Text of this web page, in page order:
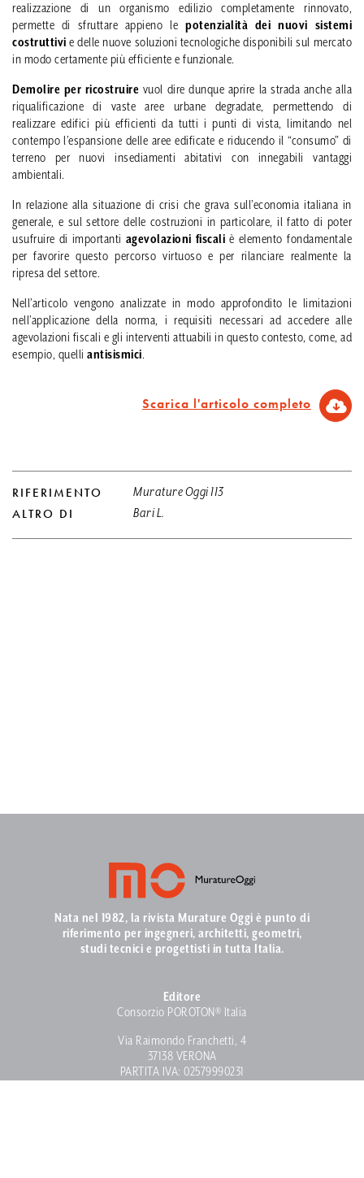
realizzazione di un organismo edilizio completamente rinnovato,
permette di sfruttare appieno lepotenzialità dei nuovi sistemi
costruttivi e delle nuove soluzioni tecnologiche disponibili sul mercato
in modo certamente più efficiente e funzionale.
Demolire per ricostruire vuol dire dunque aprire la strada anche alla
riqualificazione di vaste aree urbane degradate, permettendo di
realizzare edifici più efficienti da tutti i punti di vista, limitando nel
contempo l’espansione delle aree edificate e riducendo il “consumo” di
terreno per nuovi insediamenti abitativi con innegabili vantaggi
ambientali.
In relazione alla situazione di crisi che grava sull’economia italiana in
generale, e sul settore delle costruzioni in particolare, il fatto di poter
usufruire di importanti agevolazioni fiscali è elemento fondamentale
per favorire questo percorso virtuoso e per rilanciare realmente la
ripresa del settore.
Nell’articolo vengono analizzate in modo approfondito le limitazioni
nell’applicazione della norma, i requisiti necessari ad accedere alle
agevolazioni fiscali e gli interventi attuabili in questo contesto, come, ad
esempio, quelli antisismici.
Scarica l'articolo completo
RIFERIMENTO Murature Oggi 113
ALTRO DI Bari L.
Nata nel 1982, la rivista Murature Oggi è punto di
riferimento per ingegneri, architetti, geometri,
studi tecnici e progettisti in tutta Italia.
Editore
Consorzio POROTON® Italia
Via Raimondo Franchetti, 4
37138 VERONA
PARTITA IVA: 02579990231